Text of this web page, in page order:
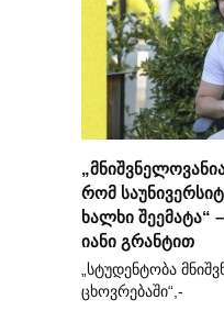
რომ
ხალხი შეემატა“
იანი გრანტით
„სტუდენტობა
ცხოვრებაში“,-